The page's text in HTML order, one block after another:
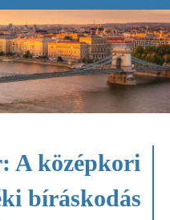
A középkori
bíráskodás